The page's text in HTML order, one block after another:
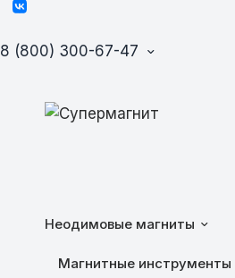
8 (800) 300-67-47
Неодимовые магниты
Магнитные инструменты